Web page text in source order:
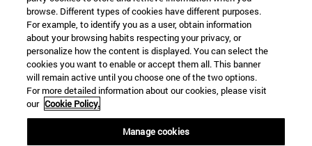
browse. Different types of cookies have different purposes.
For example, to identify you as a user, obtain information
about your browsing habits respecting your privacy, or
personalize how the content is displayed. You can select the
cookies you want to enable or accept them all. This banner
will remain active until you choose one of the two options.
For more detailed information about our cookies, please visit
our Cookie Policy.
Manage cookies